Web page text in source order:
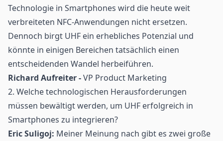
Technologie in Smartphones wird die heute weit
verbreiteten NFC-Anwendungen nicht ersetzen.
Dennoch birgt UHF ein erhebliches Potenzial und
könnte in einigen Bereichen tatsächlich einen
entscheidenden Wandel herbeiführen.
Richard Aufreiter -VP Product Marketing
2. Welche technologischen Herausforderungen
müssen bewältigt werden, um UHF erfolgreich in
Smartphones zu integrieren?
Eric Suligoj: Meiner Meinung nach gibt es zwei große